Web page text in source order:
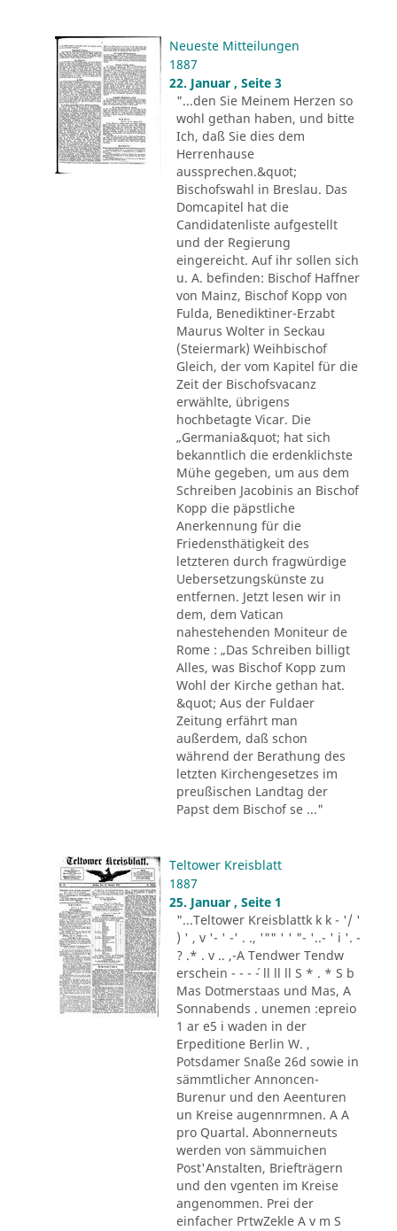
Neueste Mitteilungen
1887
22. Januar , Seite 3
"...den Sie Meinem Herzen so
wohl gethan haben, und bitte
Ich, daß Sie dies dem
Herrenhause
aussprechen.&quot;
Bischofswahl in Breslau. Das
Domcapitel hat die
Candidatenliste aufgestellt
und der Regierung
eingereicht. Auf ihr sollen sich
u. A. befinden: Bischof Haffner
von Mainz, Bischof Kopp von
Fulda, Benediktiner-Erzabt
Maurus Wolter in Seckau
(Steiermark) Weihbischof
Gleich, der vom Kapitel für die
Zeit der Bischofsvacanz
erwählte, übrigens
hochbetagte Vicar. Die
„Germania&quot; hat sich
bekanntlich die erdenklichste
Mühe gegeben, um aus dem
Schreiben Jacobinis an Bischof
Kopp die päpstliche
Anerkennung für die
Friedensthätigkeit des
letzteren durch fragwürdige
Uebersetzungskünste zu
entfernen. Jetzt lesen wir in
dem, dem Vatican
nahestehenden Moniteur de
Rome : „Das Schreiben billigt
Alles, was Bischof Kopp zum
Wohl der Kirche gethan hat.
&quot; Aus der Fuldaer
Zeitung erfährt man
außerdem, daß schon
während der Berathung des
letzten Kirchengesetzes im
preußischen Landtag der
Papst dem Bischof se ..."
Teltower Kreisblatt
1887
25. Januar , Seite 1
"...Teltower Kreisblattk k k - '/ '
) ' , v '- ' -' . ., '"" ' ' "- '..- ' i '. -
? .* . v .. ,-A Tendwer Tendw
erschein - - - ´- ll ll ll S * . * S b
Mas Dotmerstaas und Mas, A
Sonnabends . unemen :epreio
1 ar e5 i waden in der
Erpeditione Berlin W. ,
Potsdamer Snaße 26d sowie in
sämmtlicher Annoncen-
Burenur und den Aeenturen
un Kreise augennrmnen. A A
pro Quartal. Abonnerneuts
werden von sämmuichen
Post'Anstalten, Briefträgern
und den vgenten im Kreise
angenommen. Prei der
einfacher PrtwZekle A v m S